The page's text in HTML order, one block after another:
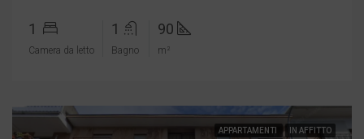
1
Camera da letto
1
Bagno
90
m²
APPARTAMENTI IN AFFITTO